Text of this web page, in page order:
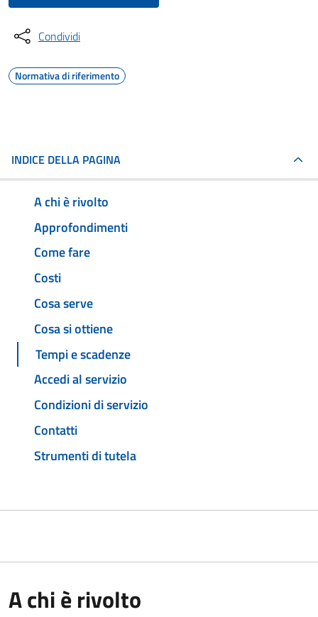
Condividi
Normativa di riferimento
INDICE DELLA PAGINA
A chi è rivolto
Approfondimenti
Come fare
Costi
Cosa serve
Cosa si ottiene
Tempi e scadenze
Accedi al servizio
Condizioni di servizio
Contatti
Strumenti di tutela
A chi è rivolto